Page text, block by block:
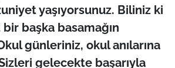
yaşıyorsunuz. Biliniz ki
başka basamağın
günleriniz, okul anılarına
gelecekte başarıyla